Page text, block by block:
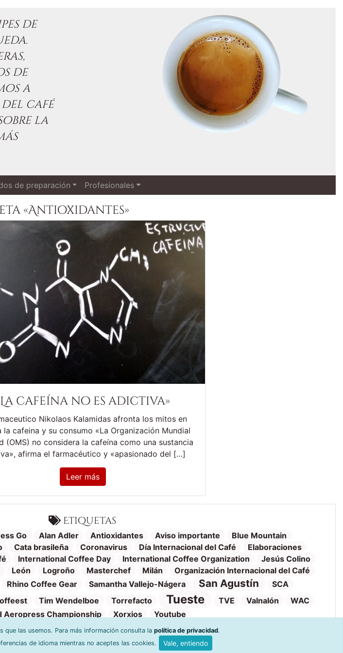
de
de
a
café
la
de preparación Profesionales
«Antioxidantes»
cafeína no es adictiva»
Nikolaos Kalamidas afronta los mitos en
la cafeina y su consumo «La Organización Mundial
(OMS) no considera la cafeína como una sustancia
afirma el farmacéutico y «apasionado del […]
Leer más
Etiquetas
Go Alan Adler Antioxidantes Aviso importante
Blue Mountain
Cata brasileña Coronavirus Día Internacional del Café
Elaboraciones
International Coffee Day International Coffee Organization
Jesús Colino
León Logroño Masterchef Milán
Organización Internacional del Café
Rhino Coffee Gear Samantha Vallejo-Nágera San Agustín
SCA
Tim Wendelboe Torrefacto Tueste TVE Valnalón
WAC
Aeropress Championship
Xorxios Youtube
Cŕeditos y software Condiciones de uso y venta
Ayuda y devoluciones
que las usemos. Para más información consulta la política de privacidad.
de idioma mientras no aceptes las cookies.
Vale, entiendo